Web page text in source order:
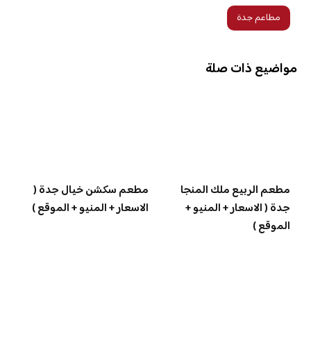
مطاعم جدة
مواضيع ذات صلة
مطعم الربيع ملك المنجا
جدة ( الاسعار + المنيو +
الموقع )
مطعم سكشن خيال جدة (
الاسعار + المنيو + الموقع )